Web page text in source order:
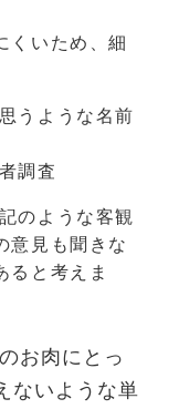
くいため、細
うような名前
調査
のような客観
意見も聞きな
ると考えま
お肉にとっ
ないような単